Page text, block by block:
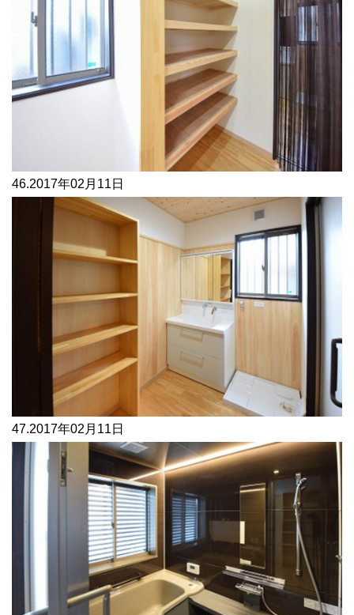
46.2017年02月11日
47.2017年02月11日